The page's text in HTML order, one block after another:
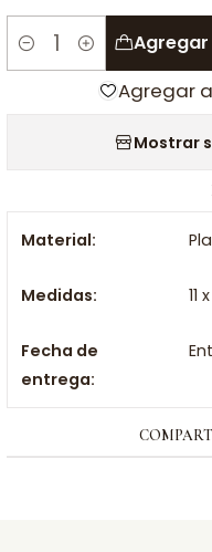
Cantidad
Agregar
Mostrar
Material:
Medidas: 11
Fecha de
entrega: